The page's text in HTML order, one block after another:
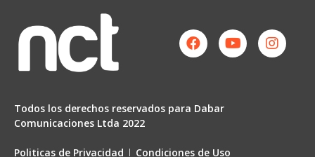
Todos los derechos reservados para Dabar
Comunicaciones Ltda 2022
Politicas de Privacidad Condiciones de Uso